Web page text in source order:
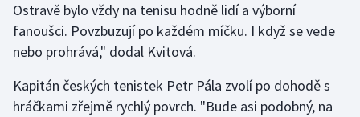
Ostravě bylo vždy na tenisu hodně lidí a výborní
fanoušci. Povzbuzují po každém míčku. I když se vede
nebo prohrává," dodal Kvitová.
Kapitán českých tenistek Petr Pála zvolí po dohodě s
hráčkami zřejmě rychlý povrch. "Bude asi podobný, na